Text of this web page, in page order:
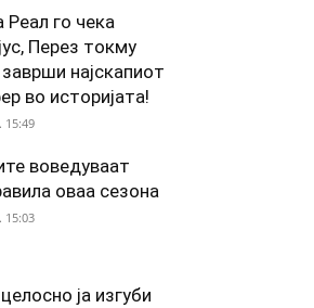
го чека
Перез токму
најскапиот
во историјата!
15:49
воведуваат
оваа сезона
15:03
ја изгуби